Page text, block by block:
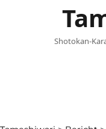
Shotokan-